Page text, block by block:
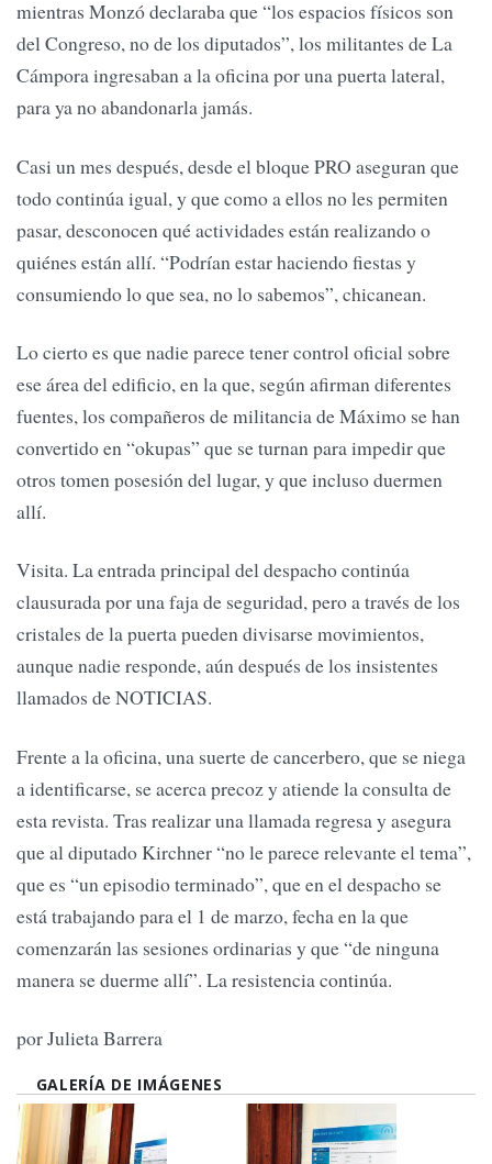
mientras Monzó declaraba que “los espacios físicos son
del Congreso, no de los diputados”, los militantes de La
Cámpora ingresaban a la oficina por una puerta lateral,
para ya no abandonarla jamás.
Casi un mes después, desde el bloque PRO aseguran que
todo continúa igual, y que como a ellos no les permiten
pasar, desconocen qué actividades están realizando o
quiénes están allí. “Podrían estar haciendo fiestas y
consumiendo lo que sea, no lo sabemos”, chicanean.
Lo cierto es que nadie parece tener control oficial sobre
ese área del edificio, en la que, según afirman diferentes
fuentes, los compañeros de militancia de Máximo se han
convertido en “okupas” que se turnan para impedir que
otros tomen posesión del lugar, y que incluso duermen
allí.
Visita. La entrada principal del despacho continúa
clausurada por una faja de seguridad, pero a través de los
cristales de la puerta pueden divisarse movimientos,
aunque nadie responde, aún después de los insistentes
llamados de NOTICIAS.
Frente a la oficina, una suerte de cancerbero, que se niega
a identificarse, se acerca precoz y atiende la consulta de
esta revista. Tras realizar una llamada regresa y asegura
que al diputado Kirchner “no le parece relevante el tema”,
que es “un episodio terminado”, que en el despacho se
está trabajando para el 1 de marzo, fecha en la que
comenzarán las sesiones ordinarias y que “de ninguna
manera se duerme allí”. La resistencia continúa.
por Julieta Barrera
GALERÍA DE IMÁGENES